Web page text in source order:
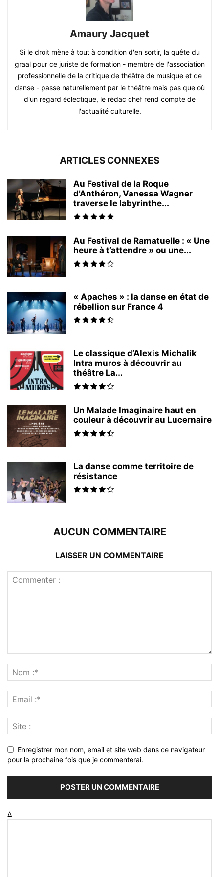
Amaury Jacquet
Si le droit mène à tout à condition d'en sortir, la quête du
graal pour ce juriste de formation - membre de l'association
professionnelle de la critique de théâtre de musique et de
danse - passe naturellement par le théâtre mais pas que où
d'un regard éclectique, le rédac chef rend compte de
l'actualité culturelle.
ARTICLES CONNEXES
Au Festival de la Roque
d’Anthéron, Vanessa Wagner
traverse le labyrinthe...
Au Festival de Ramatuelle : « Une
heure à t’attendre » ou une...
« Apaches » : la danse en état de
rébellion sur France 4
Le classique d’Alexis Michalik
Intra muros à découvrir au
théâtre La...
Un Malade Imaginaire haut en
couleur à découvrir au Lucernaire
La danse comme territoire de
résistance
AUCUN COMMENTAIRE
LAISSER UN COMMENTAIRE
Enregistrer mon nom, email et site web dans ce navigateur
pour la prochaine fois que je commenterai.
Δ